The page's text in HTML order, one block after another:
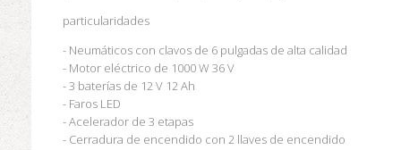
particularidades
- Neumáticos con clavos de 6 pulgadas de alta calidad
- Motor eléctrico de 1000 W 36 V
- 3 baterías de 12 V 12 Ah
- Faros LED
- Acelerador de 3 etapas
- Cerradura de encendido con 2 llaves de encendido